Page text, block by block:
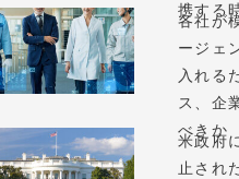
携する
各社が
ージェ
入れる
ス、企
べきか
米政府
止され